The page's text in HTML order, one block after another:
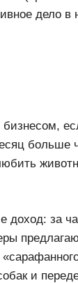
дело
больше
за
и